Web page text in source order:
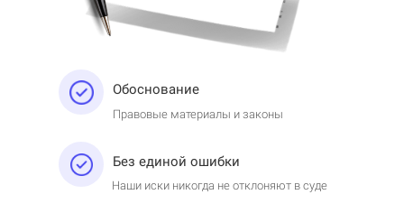
Обоснование
Правовые материалы и законы
Без единой ошибки
Наши иски никогда не отклоняют в суде